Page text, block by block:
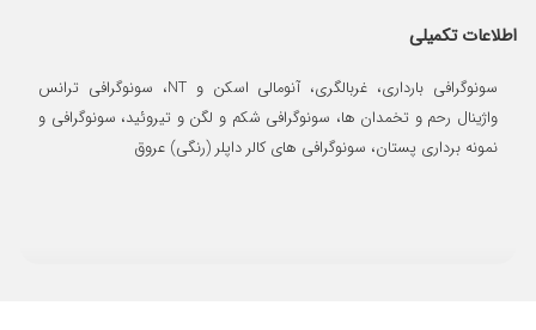
پرسنل عالی..پزشک با صبر و حوصله و آرام ..همه
چیز خوب بود.
دختر خوبی هستن با حوصله قشنگ برسی میکنن ۱۴۰۵/۰۲/۱۲
خیلی عالیه
اطلاعات تکمیلی
سونوگرافی بارداری، غربالگری، آنومالی اسکن و NT، سونوگرافی ترانس
واژینال رحم و تخمدان ها، سونوگرافی شکم و لگن و تیروئید، سونوگرافی و
نمونه برداری پستان، سونوگرافی های کالر داپلر (رنگی) عروق